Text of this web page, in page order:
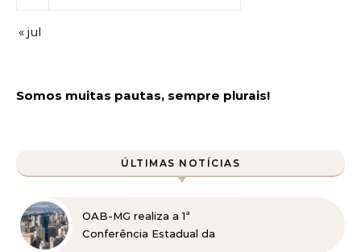
« jul
Somos muitas pautas, sempre plurais!
ÚLTIMAS NOTÍCIAS
OAB-MG realiza a 1ª
Conferência Estadual da